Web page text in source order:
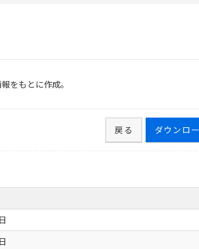
をもとに作成。
ダウンロ
戻る